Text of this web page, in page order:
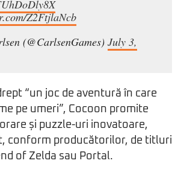
Z2FtjlaNcb
(@CarlsenGames) July 3,
“un joc de aventură în care
pe umeri”, Cocoon promite
și puzzle-uri inovatoare,
conform producătorilor, de titluri
of Zelda sau Portal.